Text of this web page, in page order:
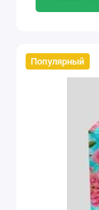
Популярный